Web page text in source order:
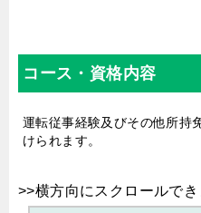
コース・資格内容
運転従事経験及びその他所持
けられます。